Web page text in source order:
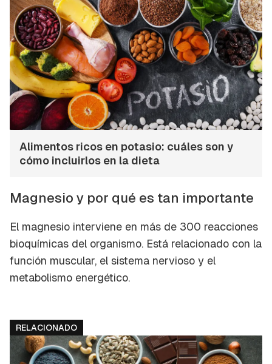
Alimentos ricos en potasio: cuáles son y
cómo incluirlos en la dieta
Magnesio y por qué es tan importante
El magnesio interviene en más de 300 reacciones
bioquímicas del organismo. Está relacionado con la
función muscular, el sistema nervioso y el
metabolismo energético.
RELACIONADO